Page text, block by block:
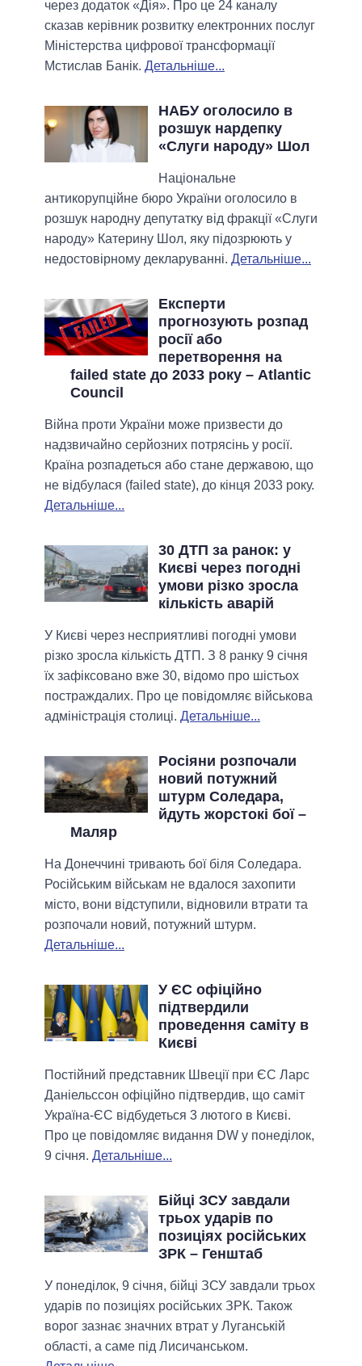
через додаток «Дія». Про це 24 каналу
сказав керівник розвитку електронних послуг
Міністерства цифрової трансформації
Мстислав Банік. Детальніше...
НАБУ оголосило в
розшук нардепку
«Слуги народу» Шол
Національне
антикорупційне бюро України оголосило в
розшук народну депутатку від фракції «Слуги
народу» Катерину Шол, яку підозрюють у
недостовірному декларуванні. Детальніше...
Експерти
прогнозують розпад
росії або
перетворення на
failed state до 2033 року – Atlantic
Council
Війна проти України може призвести до
надзвичайно серйозних потрясінь у росії.
Країна розпадеться або стане державою, що
не відбулася (failed state), до кінця 2033 року.
Детальніше...
30 ДТП за ранок: у
Києві через погодні
умови різко зросла
кількість аварій
У Києві через несприятливі погодні умови
різко зросла кількість ДТП. З 8 ранку 9 січня
їх зафіксовано вже 30, відомо про шістьох
постраждалих. Про це повідомляє військова
адміністрація столиці. Детальніше...
Росіяни розпочали
новий потужний
штурм Соледара,
йдуть жорстокі бої –
Маляр
На Донеччині тривають бої біля Соледара.
Російським військам не вдалося захопити
місто, вони відступили, відновили втрати та
розпочали новий, потужний штурм.
Детальніше...
У ЄС офіційно
підтвердили
проведення саміту в
Києві
Постійний представник Швеції при ЄС Ларс
Даніельссон офіційно підтвердив, що саміт
Україна-ЄС відбудеться 3 лютого в Києві.
Про це повідомляє видання DW у понеділок,
9 січня. Детальніше...
Бійці ЗСУ завдали
трьох ударів по
позиціях російських
ЗРК – Генштаб
У понеділок, 9 січня, бійці ЗСУ завдали трьох
ударів по позиціях російських ЗРК. Також
ворог зазнає значних втрат у Луганській
області, а саме під Лисичанськом.